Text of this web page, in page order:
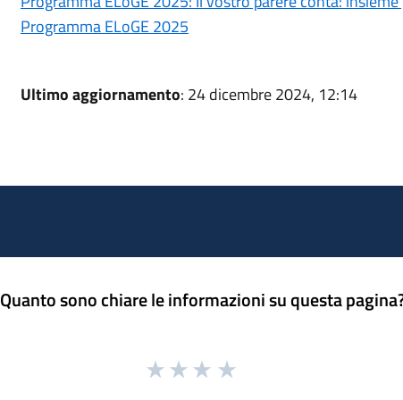
Programma ELoGE 2025
Ultimo aggiornamento: 24 dicembre 2024, 12:14
Quanto sono chiare le informazioni su questa